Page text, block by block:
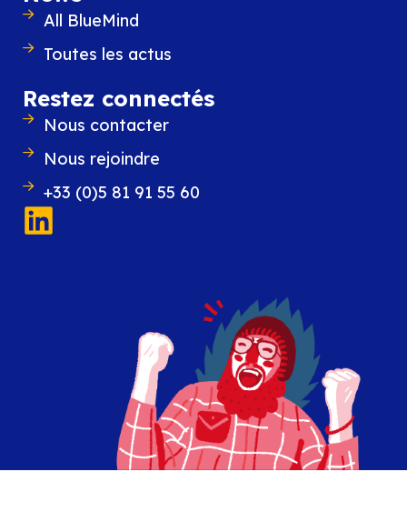
All BlueMind
Toutes les actus
Restez connectés
Nous contacter
Nous rejoindre
+33 (0)5 81 91 55 60